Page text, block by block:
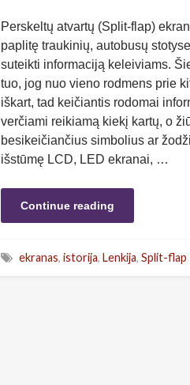
Perskeltų atvartų (Split-flap)
paplitę traukinių, autobusų
suteikti informaciją keleiviams.
tuo, jog nuo vieno rodmens prie
iškart, tad keičiantis rodomai
verčiami reikiamą kiekį kartų, o
besikeičiančius simbolius ar
išstūmę LCD, LED ekranai, …
Continue reading
ekranas, istorija, Lenkija, Split-flap